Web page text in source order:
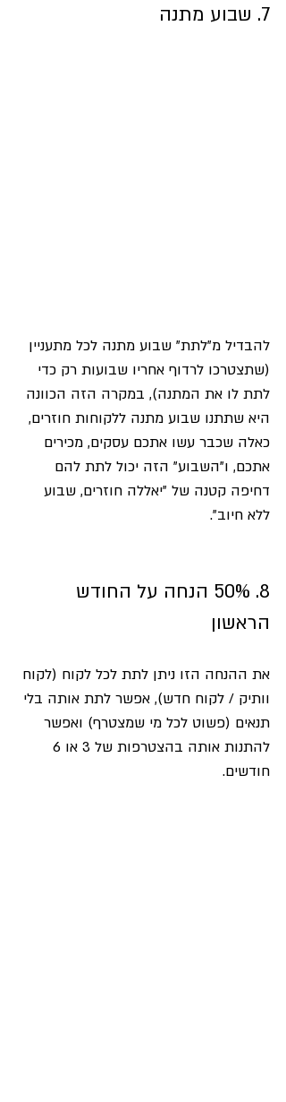
7. שבוע מתנה
להבדיל מ"לתת" שבוע מתנה לכל מתעניין
(שתצטרכו לרדוף אחריו שבועות רק כדי
לתת לו את המתנה), במקרה הזה הכוונה
היא שתתנו שבוע מתנה ללקוחות חוזרים,
כאלה שכבר עשו אתכם עסקים, מכירים
אתכם, ו"השבוע" הזה יכול לתת להם
דחיפה קטנה של "יאללה חוזרים, שבוע
ללא חיוב".
8. 50% הנחה על החודש
הראשון
את ההנחה הזו ניתן לתת לכל לקוח (לקוח
וותיק / לקוח חדש), אפשר לתת אותה בלי
תנאים (פשוט לכל מי שמצטרף) ואפשר
חודשים.